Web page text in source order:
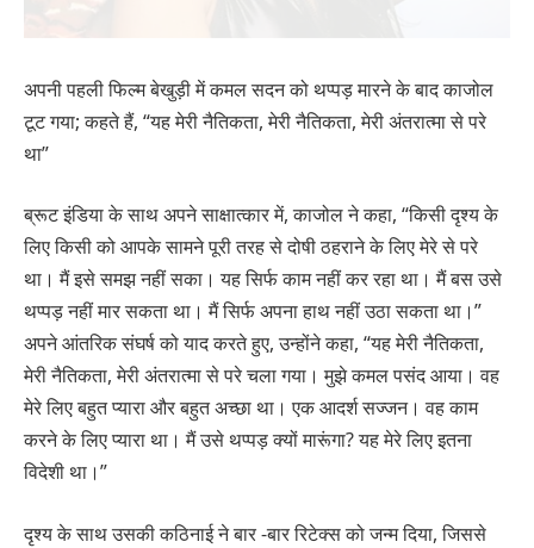
अपनी पहली फिल्म बेखुड़ी में कमल सदन को थप्पड़ मारने के बाद काजोल
टूट गया; कहते हैं, “यह मेरी नैतिकता, मेरी नैतिकता, मेरी अंतरात्मा से परे
था”
ब्रूट इंडिया के साथ अपने साक्षात्कार में, काजोल ने कहा, “किसी दृश्य के
लिए किसी को आपके सामने पूरी तरह से दोषी ठहराने के लिए मेरे से परे
था। मैं इसे समझ नहीं सका। यह सिर्फ काम नहीं कर रहा था। मैं बस उसे
थप्पड़ नहीं मार सकता था। मैं सिर्फ अपना हाथ नहीं उठा सकता था।”
अपने आंतरिक संघर्ष को याद करते हुए, उन्होंने कहा, “यह मेरी नैतिकता,
मेरी नैतिकता, मेरी अंतरात्मा से परे चला गया। मुझे कमल पसंद आया। वह
मेरे लिए बहुत प्यारा और बहुत अच्छा था। एक आदर्श सज्जन। वह काम
करने के लिए प्यारा था। मैं उसे थप्पड़ क्यों मारूंगा? यह मेरे लिए इतना
विदेशी था।”
दृश्य के साथ उसकी कठिनाई ने बार -बार रिटेक्स को जन्म दिया, जिससे